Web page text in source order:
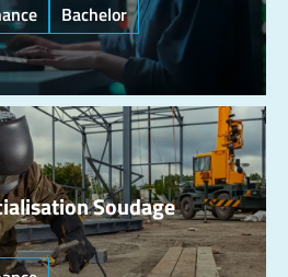
Bachelor
Soudage